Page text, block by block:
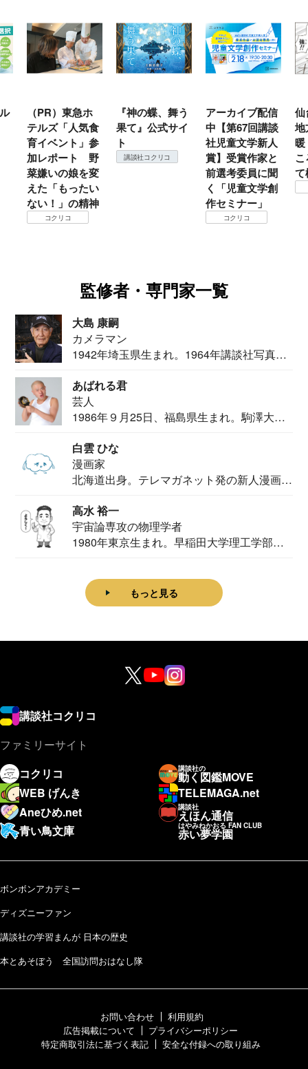
（PR）東急ホ
テルズ「人気食
育イベント」参
加レポート 野
菜嫌いの娘を変
えた「もったい
ない！」の精神
コクリコ
『神の蝶、舞う
果て』公式サイ
ト
講談社コクリコ
アーカイブ配信
中【第67回講談
社児童文学新人
賞】受賞作家と
前選考委員に聞
く「児童文学創
作セミナー」
コクリコ
仙
地
て
監修者・専門家一覧
大島 康嗣
カメラマン
1942年埼玉県生まれ。1964年講談社写真部
あばれる君
芸人
1986年９月25日、福島県生まれ。駒澤大学
白雲 ひな
漫画家
北海道出身。テレマガネット発の新人漫画
高水 裕一
宇宙論専攻の物理学者
1980年東京生まれ。早稲田大学理工学部物
もっと見る
講談社コクリコ
ファミリーサイト
コクリコ
講談社の
動く図鑑MOVE
WEB げんき
TELEMAGA.net
Aneひめ.net
講談社
えほん通信
青い鳥文庫
はやみねかおる FAN CLUB
赤い夢学園
ボンボンアカデミー
ディズニーファン
講談社の学習まんが 日本の歴史
本とあそぼう 全国訪問おはなし隊
お問い合わせ
利用規約
広告掲載について
プライバシーポリシー
特定商取引法に基づく表記
安全な付録への取り組み